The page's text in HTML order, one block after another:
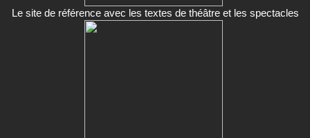
Le site de référence avec les textes de théâtre et les spectacles